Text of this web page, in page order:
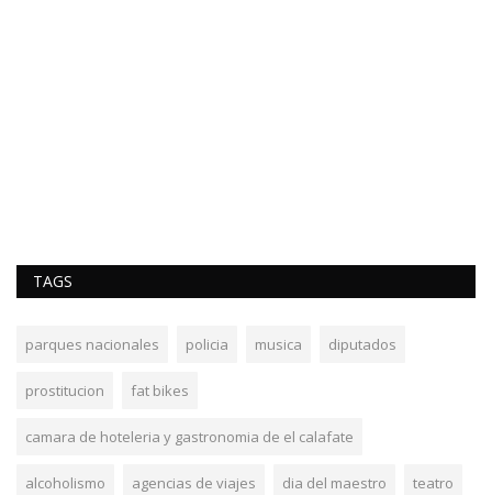
TAGS
parques nacionales policia musica diputados
prostitucion fat bikes
camara de hoteleria y gastronomia de el calafate
alcoholismo agencias de viajes dia del maestro teatro